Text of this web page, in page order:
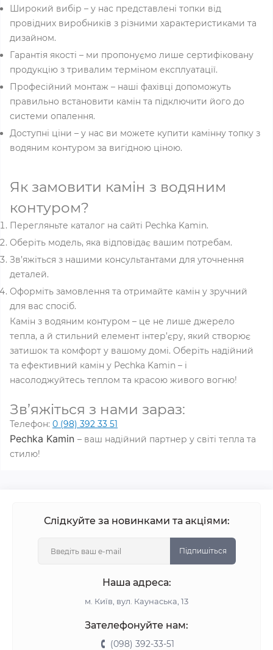
Широкий вибір – у нас представлені топки від
провідних виробників з різними характеристиками та
дизайном.
Гарантія якості – ми пропонуємо лише сертифіковану
продукцію з тривалим терміном експлуатації.
Професійний монтаж – наші фахівці допоможуть
правильно встановити камін та підключити його до
системи опалення.
Доступні ціни – у нас ви можете купити камінну топку з
водяним контуром за вигідною ціною.
Як замовити камін з водяним
контуром?
Перегляньте каталог на сайті Pechka Kamin.
Оберіть модель, яка відповідає вашим потребам.
Зв’яжіться з нашими консультантами для уточнення
деталей.
Оформіть замовлення та отримайте камін у зручний
для вас спосіб.
Камін з водяним контуром – це не лише джерело
тепла, а й стильний елемент інтер’єру, який створює
затишок та комфорт у вашому домі. Оберіть надійний
та ефективний камін у Pechka Kamin – і
насолоджуйтесь теплом та красою живого вогню!
Зв’яжіться з нами зараз:
Телефон: 0 (98) 392 33 51
Pechka Kamin – ваш надійний партнер у світі тепла та
стилю!
Слідкуйте за новинками та акціями:
Підпишіться
Наша адреса:
м. Київ, вул. Каунаська, 13
Зателефонуйте нам:
(098) 392-33-51